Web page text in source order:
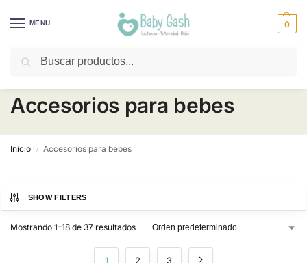
MENU 0
¡Descuentos todos los días! ⚡ Baby Gash
Accesorios para bebes
Inicio / Accesorios para bebes
SHOW FILTERS
Mostrando 1–18 de 37 resultados
1 2 3